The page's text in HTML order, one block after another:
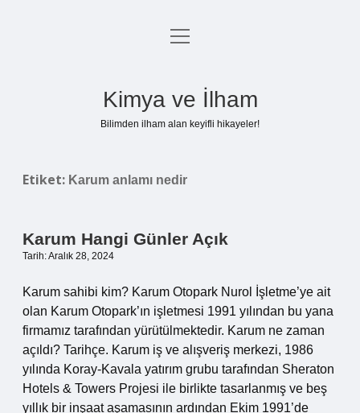
Anasayfa
menüyü
Kimya ve İlham
Bilimden ilham alan keyifli hikayeler!
Etiket: Karum anlamı nedir
Karum Hangi Günler Açık
Tarih: Aralık 28, 2024
Karum sahibi kim? Karum Otopark Nurol İşletme’ye ait
olan Karum Otopark’ın işletmesi 1991 yılından bu yana
firmamız tarafından yürütülmektedir. Karum ne zaman
açıldı? Tarihçe. Karum iş ve alışveriş merkezi, 1986
yılında Koray-Kavala yatırım grubu tarafından Sheraton
Hotels & Towers Projesi ile birlikte tasarlanmış ve beş
yıllık bir inşaat aşamasının ardından Ekim 1991’de